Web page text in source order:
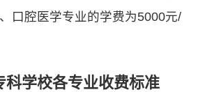
口腔医学专业的学费为5000元/
科学校各专业收费标准